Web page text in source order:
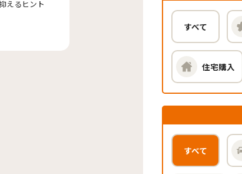
すべて
住宅購入
すべて
えるヒント